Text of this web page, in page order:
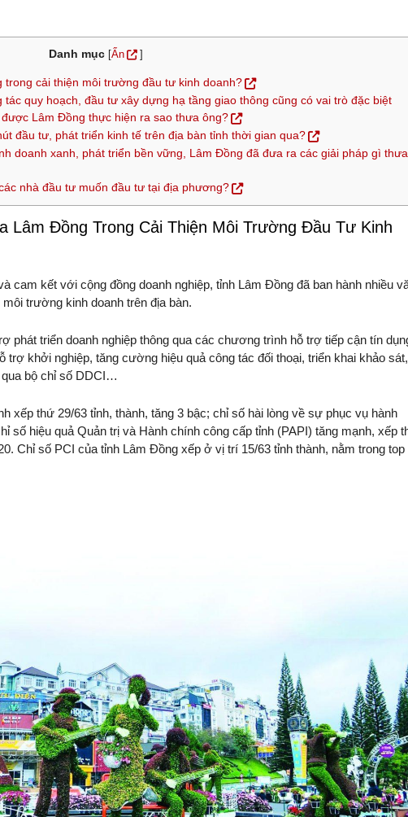
Danh mục [Ẩn ]
cải thiện môi trường đầu tư kinh doanh?
quy hoạch, đầu tư xây dựng hạ tầng giao thông cũng có vai trò đặc biệt
Lâm Đồng thực hiện ra sao thưa ông?
đầu tư, phát triển kinh tế trên địa bàn tỉnh thời gian qua?
doanh xanh, phát triển bền vững, Lâm Đồng đã đưa ra các giải pháp gì thưa
nhà đầu tư muốn đầu tư tại địa phương?
Lâm Đồng Trong Cải Thiện Môi Trường Đầu Tư Kinh
cam kết với cộng đồng doanh nghiệp, tỉnh Lâm Đồng đã ban hành nhiều
trường kinh doanh trên địa bàn.
phát triển doanh nghiệp thông qua các chương trình hỗ trợ tiếp cận tín
trợ khởi nghiệp, tăng cường hiệu quả công tác đối thoại, triển khai khảo sát,
qua bộ chỉ số DDCI…
xếp thứ 29/63 tỉnh, thành, tăng 3 bậc; chỉ số hài lòng về sự phục vụ hành
số hiệu quả Quản trị và Hành chính công cấp tỉnh (PAPI) tăng mạnh, xếp
Chỉ số PCI của tỉnh Lâm Đồng xếp ở vị trí 15/63 tỉnh thành, nằm trong top